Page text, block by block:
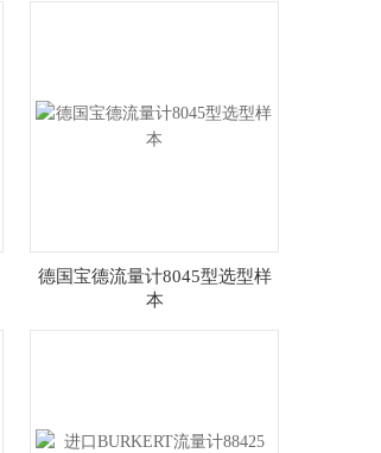
德国宝德流量计8045型选型样
本